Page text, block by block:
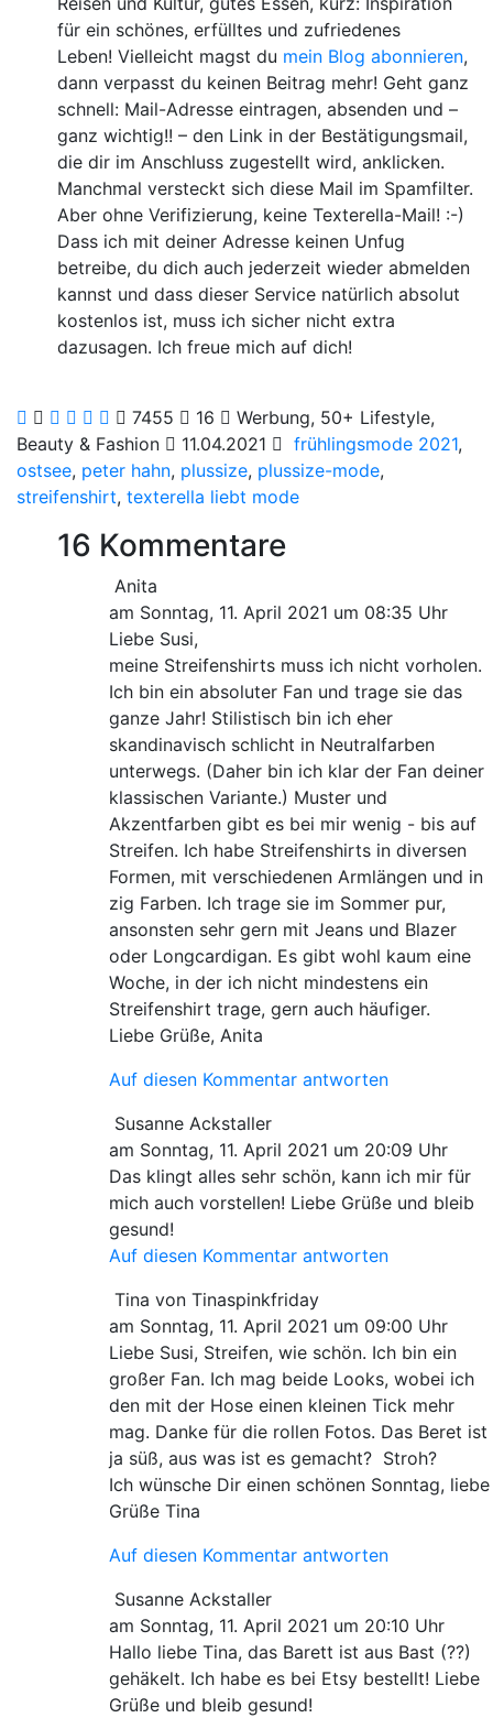
für ein schönes, erfülltes und zufriedenes
Leben! Vielleicht magst du mein Blog abonnieren,
dann verpasst du keinen Beitrag mehr! Geht ganz
schnell: Mail-Adresse eintragen, absenden und –
ganz wichtig!! – den Link in der Bestätigungsmail,
die dir im Anschluss zugestellt wird, anklicken.
Manchmal versteckt sich diese Mail im Spamfilter.
Aber ohne Verifizierung, keine Texterella-Mail! :-)
Dass ich mit deiner Adresse keinen Unfug
betreibe, du dich auch jederzeit wieder abmelden
kannst und dass dieser Service natürlich absolut
kostenlos ist, muss ich sicher nicht extra
dazusagen. Ich freue mich auf dich!
7455 16
Werbung, 50+ Lifestyle,
Beauty & Fashion
11.04.2021 frühlingsmode 2021,
ostsee, peter hahn, plussize, plussize-mode,
streifenshirt, texterella liebt mode
16 Kommentare
Anita
am Sonntag, 11. April 2021 um 08:35 Uhr
Liebe Susi,
meine Streifenshirts muss ich nicht vorholen.
Ich bin ein absoluter Fan und trage sie das
ganze Jahr! Stilistisch bin ich eher
skandinavisch schlicht in Neutralfarben
unterwegs. (Daher bin ich klar der Fan deiner
klassischen Variante.) Muster und
Akzentfarben gibt es bei mir wenig - bis auf
Streifen. Ich habe Streifenshirts in diversen
Formen, mit verschiedenen Armlängen und in
zig Farben. Ich trage sie im Sommer pur,
ansonsten sehr gern mit Jeans und Blazer
oder Longcardigan. Es gibt wohl kaum eine
Woche, in der ich nicht mindestens ein
Streifenshirt trage, gern auch häufiger.
Liebe Grüße, Anita
Auf diesen Kommentar antworten
Susanne Ackstaller
am Sonntag, 11. April 2021 um 20:09 Uhr
Das klingt alles sehr schön, kann ich mir für
mich auch vorstellen! Liebe Grüße und bleib
gesund!
Auf diesen Kommentar antworten
Tina von Tinaspinkfriday
am Sonntag, 11. April 2021 um 09:00 Uhr
Liebe Susi, Streifen, wie schön. Ich bin ein
großer Fan. Ich mag beide Looks, wobei ich
den mit der Hose einen kleinen Tick mehr
mag. Danke für die rollen Fotos. Das Beret ist
ja süß, aus was ist es gemacht? Stroh?
Ich wünsche Dir einen schönen Sonntag, liebe
Grüße Tina
Auf diesen Kommentar antworten
Susanne Ackstaller
am Sonntag, 11. April 2021 um 20:10 Uhr
Hallo liebe Tina, das Barett ist aus Bast (??)
gehäkelt. Ich habe es bei Etsy bestellt! Liebe
Grüße und bleib gesund!